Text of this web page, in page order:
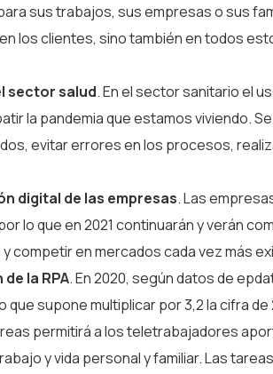
sus trabajos, sus empresas o sus
los clientes, sino también en todos
sector salud. En el sector sanitario el
la pandemia que estamos viviendo.
evitar errores en los procesos,
digital de las empresas. Las
lo que en 2021 continuarán y verán
competir en mercados cada vez más
la RPA. En 2020, según datos de
supone multiplicar por 3,2 la cifra
permitirá a los teletrabajadores
y vida personal y familiar. Las